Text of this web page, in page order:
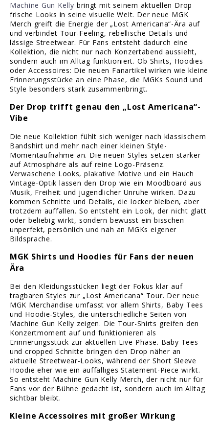
Machine Gun Kelly bringt mit seinem aktuellen Drop
frische Looks in seine visuelle Welt. Der neue MGK
Merch greift die Energie der „Lost Americana“-Ära auf
und verbindet Tour-Feeling, rebellische Details und
lässige Streetwear. Für Fans entsteht dadurch eine
Kollektion, die nicht nur nach Konzertabend aussieht,
sondern auch im Alltag funktioniert. Ob Shirts, Hoodies
oder Accessoires: Die neuen Fanartikel wirken wie kleine
Erinnerungsstücke an eine Phase, die MGKs Sound und
Style besonders stark zusammenbringt.
Der Drop trifft genau den „Lost Americana“-
Vibe
Die neue Kollektion fühlt sich weniger nach klassischem
Bandshirt und mehr nach einer kleinen Style-
Momentaufnahme an. Die neuen Styles setzen stärker
auf Atmosphäre als auf reine Logo-Präsenz.
Verwaschene Looks, plakative Motive und ein Hauch
Vintage-Optik lassen den Drop wie ein Moodboard aus
Musik, Freiheit und jugendlicher Unruhe wirken. Dazu
kommen Schnitte und Details, die locker bleiben, aber
trotzdem auffallen. So entsteht ein Look, der nicht glatt
oder beliebig wirkt, sondern bewusst ein bisschen
unperfekt, persönlich und nah an MGKs eigener
Bildsprache.
MGK Shirts und Hoodies für Fans der neuen
Ära
Bei den Kleidungsstücken liegt der Fokus klar auf
tragbaren Styles zur „Lost Americana“ Tour. Der neue
MGK Merchandise umfasst vor allem Shirts, Baby Tees
und Hoodie-Styles, die unterschiedliche Seiten von
Machine Gun Kelly zeigen. Die Tour-Shirts greifen den
Konzertmoment auf und funktionieren als
Erinnerungsstück zur aktuellen Live-Phase. Baby Tees
und cropped Schnitte bringen den Drop näher an
aktuelle Streetwear-Looks, während der Short Sleeve
Hoodie eher wie ein auffälliges Statement-Piece wirkt.
So entsteht Machine Gun Kelly Merch, der nicht nur für
Fans vor der Bühne gedacht ist, sondern auch im Alltag
sichtbar bleibt.
Kleine Accessoires mit großer Wirkung